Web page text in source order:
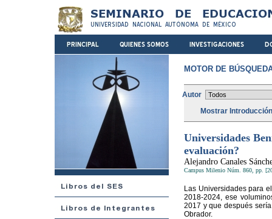
MOTOR DE
Autor
Mostrar
Universidades
evaluación?
Alejandro Canales
Campus Milenio Núm. 860, pp.
Las Universidades para
2018-2024, ese
2017 y que después
Obrador.